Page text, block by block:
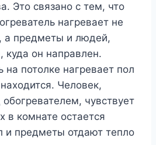
Это связано с тем, что
нагревает не
а предметы и людей,
куда он направлен.
потолке нагревает пол
Человек,
чувствует
в комнате остается
и предметы отдают тепло